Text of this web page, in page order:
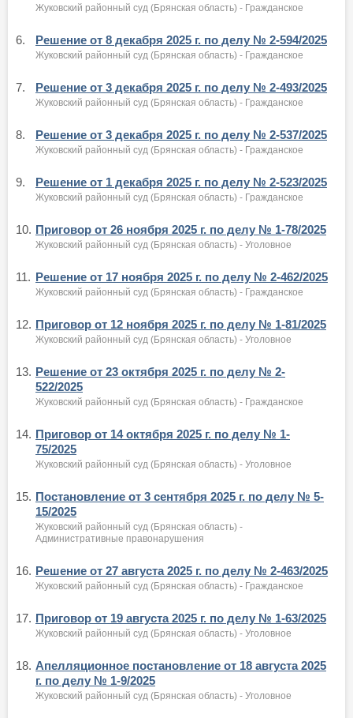
Жуковский районный суд (Брянская область) - Гражданское
6. Решение от 8 декабря 2025 г. по делу № 2-594/2025
Жуковский районный суд (Брянская область) - Гражданское
7. Решение от 3 декабря 2025 г. по делу № 2-493/2025
Жуковский районный суд (Брянская область) - Гражданское
8. Решение от 3 декабря 2025 г. по делу № 2-537/2025
Жуковский районный суд (Брянская область) - Гражданское
9. Решение от 1 декабря 2025 г. по делу № 2-523/2025
Жуковский районный суд (Брянская область) - Гражданское
10. Приговор от 26 ноября 2025 г. по делу № 1-78/2025
Жуковский районный суд (Брянская область) - Уголовное
11. Решение от 17 ноября 2025 г. по делу № 2-462/2025
Жуковский районный суд (Брянская область) - Гражданское
12. Приговор от 12 ноября 2025 г. по делу № 1-81/2025
Жуковский районный суд (Брянская область) - Уголовное
13. Решение от 23 октября 2025 г. по делу № 2-
522/2025
Жуковский районный суд (Брянская область) - Гражданское
14. Приговор от 14 октября 2025 г. по делу № 1-
75/2025
Жуковский районный суд (Брянская область) - Уголовное
15. Постановление от 3 сентября 2025 г. по делу № 5-
15/2025
Жуковский районный суд (Брянская область) -
Административные правонарушения
16. Решение от 27 августа 2025 г. по делу № 2-463/2025
Жуковский районный суд (Брянская область) - Гражданское
17. Приговор от 19 августа 2025 г. по делу № 1-63/2025
Жуковский районный суд (Брянская область) - Уголовное
18. Апелляционное постановление от 18 августа 2025
г. по делу № 1-9/2025
Жуковский районный суд (Брянская область) - Уголовное